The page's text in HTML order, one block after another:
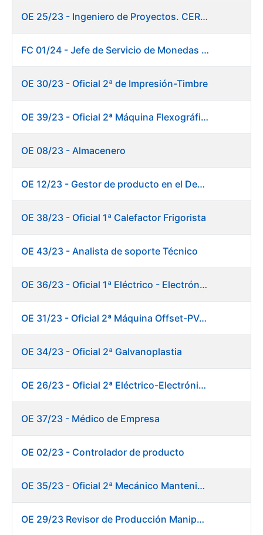
OE 25/23 - Ingeniero de Proyectos. CERES
FC 01/24 - Jefe de Servicio de Monedas Conmemorativas
OE 30/23 - Oficial 2ª de Impresión-Timbre
OE 39/23 - Oficial 2ª Máquina Flexográfica y Finalizado
OE 08/23 - Almacenero
OE 12/23 - Gestor de producto en el Departamento Fábrica de Papel (Burgos)
OE 38/23 - Oficial 1ª Calefactor Frigorista
OE 43/23 - Analista de soporte Técnico
OE 36/23 - Oficial 1ª Eléctrico - Electrónico Mantenimiento Destacado
OE 31/23 - Oficial 2ª Máquina Offset-PVC 2+colores
OE 34/23 - Oficial 2ª Galvanoplastia
OE 26/23 - Oficial 2ª Eléctrico-Electrónico Mantenimiento Destacado
OE 37/23 - Médico de Empresa
OE 02/23 - Controlador de producto
OE 35/23 - Oficial 2ª Mecánico Mantenimiento Destacado
OE 29/23 Revisor de Producción Manipulado Timbre